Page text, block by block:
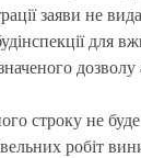
заяви не
для
строку не
робіт